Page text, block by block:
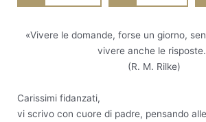
«Vivere le domande, forse un giorno,
vivere anche le
(R. M. Rilke)
Carissimi fidanzati,
vi scrivo con cuore di padre, pensando